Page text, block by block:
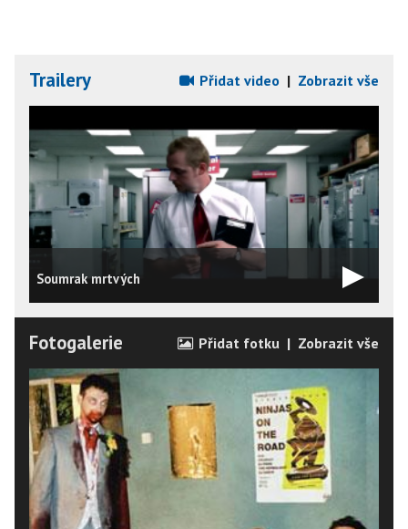
Trailery Přidat video | Zobrazit vše
Soumrak mrtvých
Fotogalerie Přidat fotku | Zobrazit vše